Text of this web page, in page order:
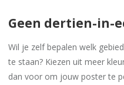
Geen dertien-in-
Wil je zelf bepalen welk
te staan? Kiezen uit meer
dan voor om jouw poster te